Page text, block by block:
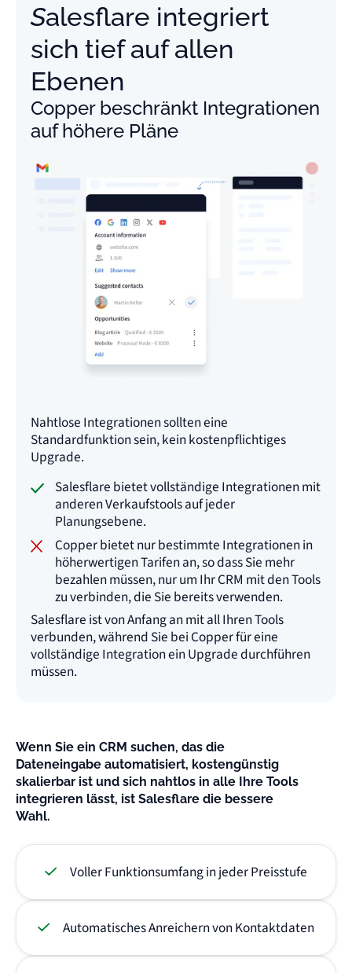
Salesflare integriert
sich tief auf allen
Ebenen
Copper beschränkt Integrationen
auf höhere Pläne
Nahtlose Integrationen sollten eine
Standardfunktion sein, kein kostenpflichtiges
Upgrade.
Salesflare bietet vollständige Integrationen mit
anderen Verkaufstools auf jeder
Planungsebene.
Copper bietet nur bestimmte Integrationen in
höherwertigen Tarifen an, so dass Sie mehr
bezahlen müssen, nur um Ihr CRM mit den Tools
zu verbinden, die Sie bereits verwenden.
Salesflare ist von Anfang an mit all Ihren Tools
verbunden, während Sie bei Copper für eine
vollständige Integration ein Upgrade durchführen
müssen.
Wenn Sie ein CRM suchen, das die
Dateneingabe automatisiert, kostengünstig
skalierbar ist und sich nahtlos in alle Ihre Tools
integrieren lässt, ist Salesflare die bessere
Wahl.
Voller Funktionsumfang in jeder Preisstufe
Automatisches Anreichern von Kontaktdaten